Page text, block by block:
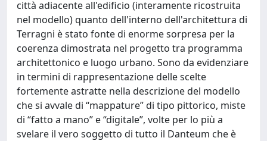
città adiacente all'edificio (interamente ricostruita
nel modello) quanto dell'interno dell'architettura di
Terragni è stato fonte di enorme sorpresa per la
coerenza dimostrata nel progetto tra programma
architettonico e luogo urbano. Sono da evidenziare
in termini di rappresentazione delle scelte
fortemente astratte nella descrizione del modello
che si avvale di “mappature” di tipo pittorico, miste
di “fatto a mano” e “digitale”, volte per lo più a
svelare il vero soggetto di tutto il Danteum che è